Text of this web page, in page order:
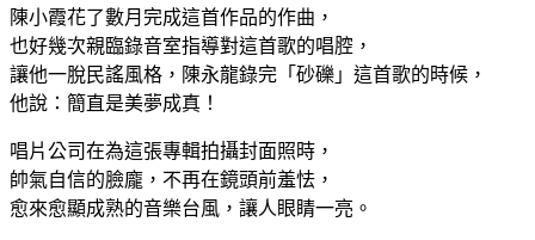
陳小霞花了數月完成這首作品的作曲，
也好幾次親臨錄音室指導對這首歌的唱腔，
讓他一脫民謠風格，陳永龍錄完「砂礫」這首歌的時候，
他說：簡直是美夢成真！
唱片公司在為這張專輯拍攝封面照時，
帥氣自信的臉龐，不再在鏡頭前羞怯，
愈來愈顯成熟的音樂台風，讓人眼睛一亮。